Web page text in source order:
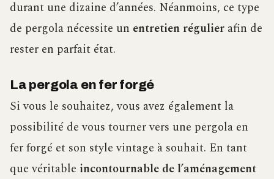
durant une dizaine d’années. Néanmoins, ce type
de pergola nécessite un entretien régulier afin de
rester en parfait état.
La pergola en fer forgé
Si vous le souhaitez, vous avez également la
possibilité de vous tourner vers une pergola en
fer forgé et son style vintage à souhait. En tant
que véritable incontournable de l’aménagement